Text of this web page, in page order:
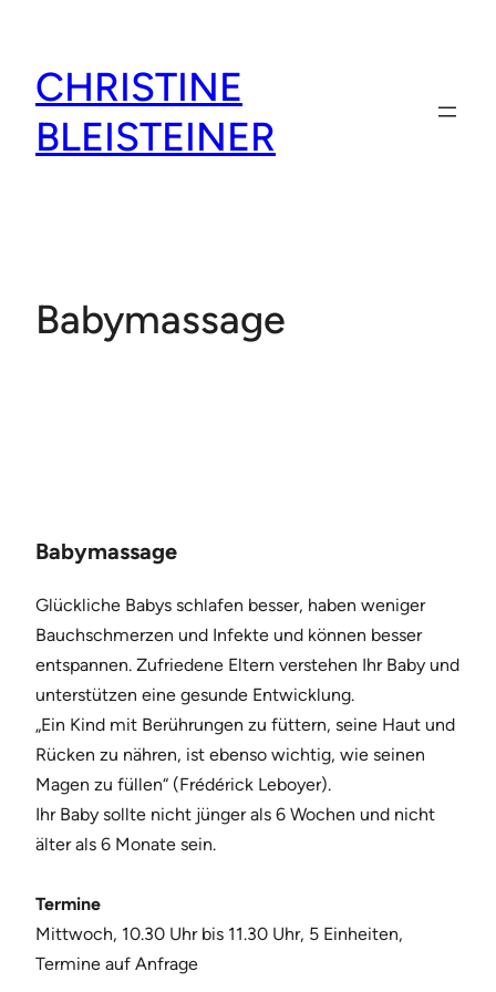
springen
CHRISTINE
BLEISTEINER
Babymassage
Babymassage
Glückliche Babys schlafen besser, haben weniger
Bauchschmerzen und Infekte und können besser
entspannen. Zufriedene Eltern verstehen Ihr Baby und
unterstützen eine gesunde Entwicklung.
„Ein Kind mit Berührungen zu füttern, seine Haut und
Rücken zu nähren, ist ebenso wichtig, wie seinen
Magen zu füllen“ (Frédérick Leboyer).
Ihr Baby sollte nicht jünger als 6 Wochen und nicht
älter als 6 Monate sein.
Termine
Mittwoch, 10.30 Uhr bis 11.30 Uhr, 5 Einheiten,
Termine auf Anfrage